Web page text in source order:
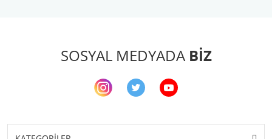
SOSYAL MEDYADA BİZ